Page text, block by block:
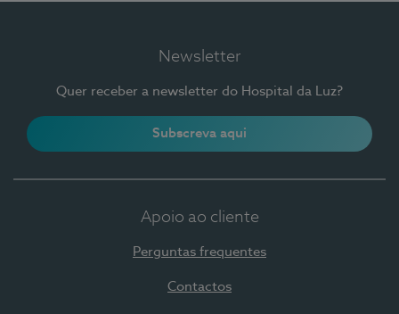
Newsletter
Quer receber a newsletter do Hospital da Luz?
Subscreva aqui
Apoio ao cliente
Perguntas frequentes
Contactos